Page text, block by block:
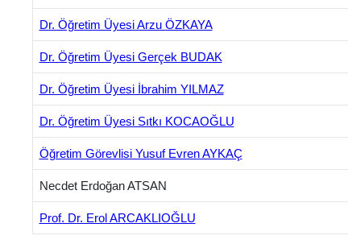
Dr. Öğretim Üyesi Arzu ÖZKAYA
Dr. Öğretim Üyesi Gerçek BUDAK
Dr. Öğretim Üyesi İbrahim YILMAZ
Dr. Öğretim Üyesi Sıtkı KOCAOĞLU
Öğretim Görevlisi Yusuf Evren AYKAÇ
Necdet Erdoğan ATSAN
Prof. Dr. Erol ARCAKLIOĞLU